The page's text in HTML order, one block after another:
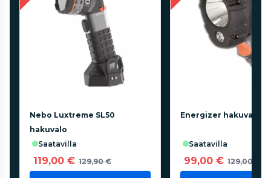
Nebo Luxtreme SL50
hakuvalo
saatavilla
119,00 € 129,90 €
Energizer hakuvalo
saatavilla
99,00 € 129,00 €